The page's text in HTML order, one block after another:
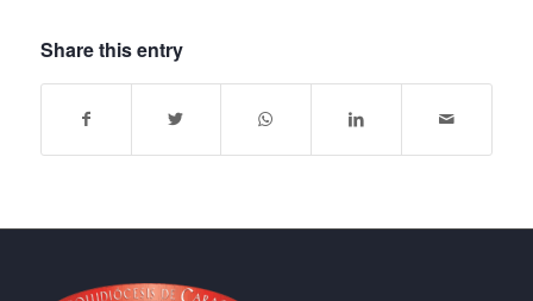
Share this entry